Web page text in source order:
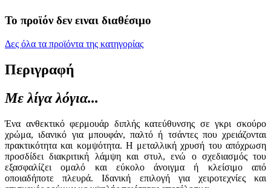
Το προϊόν δεν ειναι διαθέσιμο
Δες όλα τα προϊόντα της κατηγορίας
Περιγραφή
Με λίγα λόγια...
Ένα ανθεκτικό φερμουάρ διπλής κατεύθυνσης σε γκρι σκούρο
χρώμα, ιδανικό για μπουφάν, παλτό ή τσάντες που χρειάζονται
πρακτικότητα και κομψότητα. Η μεταλλική χρυσή του απόχρωση
προσδίδει διακριτική λάμψη και στυλ, ενώ ο σχεδιασμός του
εξασφαλίζει ομαλό και εύκολο άνοιγμα ή κλείσιμο από
οποιαδήποτε πλευρά. Ιδανική επιλογή για χειροτεχνίες και